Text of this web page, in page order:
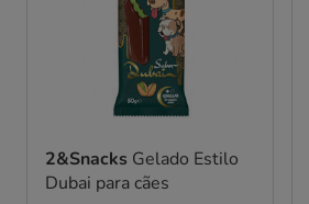
2&Snacks Gelado Estilo
Dubai para cães